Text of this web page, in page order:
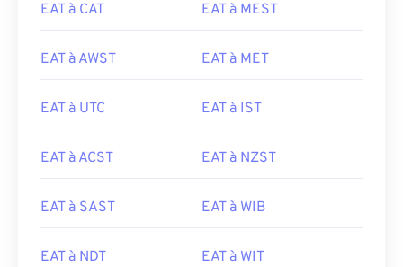
EAT à CAT EAT à MEST
EAT à AWST EAT à MET
EAT à UTC EAT à IST
EAT à ACST EAT à NZST
EAT à SAST EAT à WIB
EAT à NDT EAT à WIT